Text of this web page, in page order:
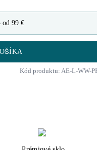
od 99 €
Kód produktu: AE-L-WW-